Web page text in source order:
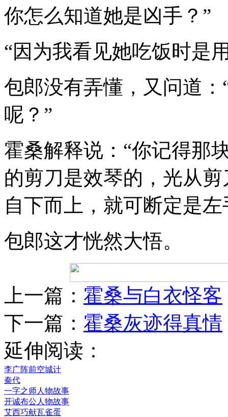
你怎么知道她是凶手？”
“因为我看见她吃饭时是
包郎没有弄懂，又问道
呢？”
霍桑解释说：“你记得那
的剪刀是效琴的，光从
自下而上，就可断定是
包郎这才恍然大悟。
上一篇： 霍桑与白衣怪客
下一篇： 霍桑灰迹得真情
延伸阅读：
李广阵前空城计
秦代
一字之师人物故事
开诚布公人物故事
艾西巧献瓦雀蛋